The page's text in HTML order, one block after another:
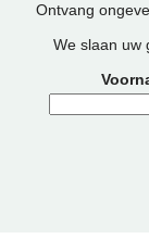
Ontvang
We slaan uw